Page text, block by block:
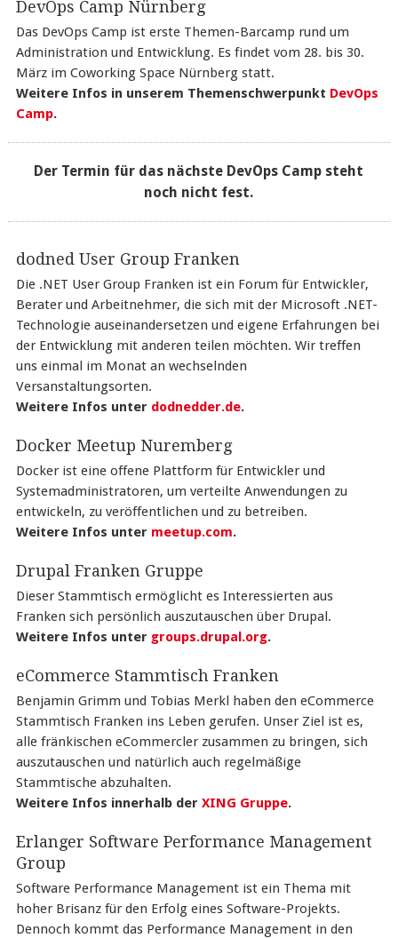
DevOps Camp Nürnberg
Das DevOps Camp ist erste Themen-Barcamp rund um
Administration und Entwicklung. Es findet vom 28. bis 30.
März im Coworking Space Nürnberg statt.
Weitere Infos in unserem Themenschwerpunkt DevOps
Camp.
Der Termin für das nächste DevOps Camp steht
noch nicht fest.
dodned User Group Franken
Die .NET User Group Franken ist ein Forum für Entwickler,
Berater und Arbeitnehmer, die sich mit der Microsoft .NET-
Technologie auseinandersetzen und eigene Erfahrungen bei
der Entwicklung mit anderen teilen möchten. Wir treffen
uns einmal im Monat an wechselnden
Versanstaltungsorten.
Weitere Infos unter dodnedder.de.
Docker Meetup Nuremberg
Docker ist eine offene Plattform für Entwickler und
Systemadministratoren, um verteilte Anwendungen zu
entwickeln, zu veröffentlichen und zu betreiben.
Weitere Infos unter meetup.com.
Drupal Franken Gruppe
Dieser Stammtisch ermöglicht es Interessierten aus
Franken sich persönlich auszutauschen über Drupal.
Weitere Infos unter groups.drupal.org.
eCommerce Stammtisch Franken
Benjamin Grimm und Tobias Merkl haben den eCommerce
Stammtisch Franken ins Leben gerufen. Unser Ziel ist es,
alle fränkischen eCommercler zusammen zu bringen, sich
auszutauschen und natürlich auch regelmäßige
Stammtische abzuhalten.
Weitere Infos innerhalb der XING Gruppe.
Erlanger Software Performance Management
Group
Software Performance Management ist ein Thema mit
hoher Brisanz für den Erfolg eines Software-Projekts.
Dennoch kommt das Performance Management in den